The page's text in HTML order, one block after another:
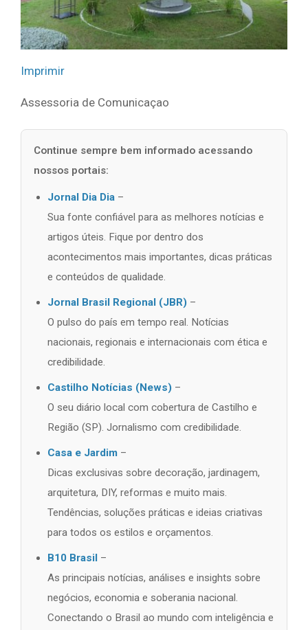
Imprimir
Assessoria de Comunicaçao
Continue sempre bem informado acessando
nossos portais:
Jornal Dia Dia –
Sua fonte confiável para as melhores notícias e
artigos úteis. Fique por dentro dos
acontecimentos mais importantes, dicas práticas
e conteúdos de qualidade.
Jornal Brasil Regional (JBR) –
O pulso do país em tempo real. Notícias
nacionais, regionais e internacionais com ética e
credibilidade.
Castilho Notícias (News) –
O seu diário local com cobertura de Castilho e
Região (SP). Jornalismo com credibilidade.
Casa e Jardim –
Dicas exclusivas sobre decoração, jardinagem,
arquitetura, DIY, reformas e muito mais.
Tendências, soluções práticas e ideias criativas
para todos os estilos e orçamentos.
B10 Brasil –
As principais notícias, análises e insights sobre
negócios, economia e soberania nacional.
Conectando o Brasil ao mundo com inteligência e